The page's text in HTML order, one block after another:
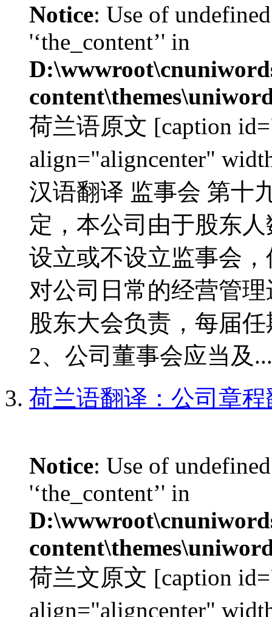
Notice: Use of
'‘the_content’' in
荷兰语原文 [caption
align="aligncenter"
汉语翻译 监事会 第十
定，本公司由于股东
设立或不设立监事会
对公司日常的经营管
股东大会负责，每届
2、公司董事会应当及...
荷兰语翻译：公司章
Notice: Use of
'‘the_content’' in
荷兰文原文 [caption
align="aligncenter"